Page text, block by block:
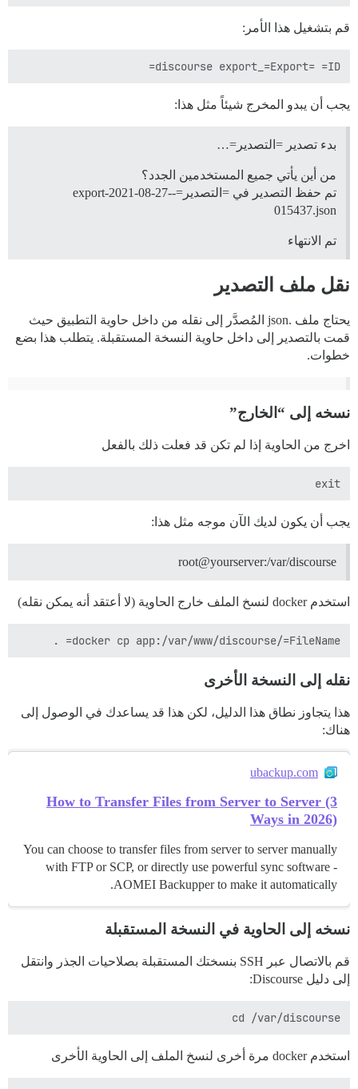
قم بتشغيل هذا الأمر:
discourse export_=Export= =ID=
يجب أن يبدو المخرج شيئاً مثل هذا:
بدء تصدير =التصدير=…
من أين يأتي جميع المستخدمين الجدد؟
تم حفظ التصدير في =التصدير=-export-2021-08-27-
015437.json
تم الانتهاء
نقل ملف التصدير
يحتاج ملف .json المُصدَّر إلى نقله من داخل حاوية التطبيق حيث
قمت بالتصدير إلى داخل حاوية النسخة المستقبلة. يتطلب هذا بضع
خطوات.
نسخه إلى “الخارج”
اخرج من الحاوية إذا لم تكن قد فعلت ذلك بالفعل
exit
يجب أن يكون لديك الآن موجه مثل هذا:
root@yourserver:/var/discourse
استخدم docker لنسخ الملف خارج الحاوية (لا أعتقد أنه يمكن نقله)
docker cp app:/var/www/discourse/=FileName= .
نقله إلى النسخة الأخرى
هذا يتجاوز نطاق هذا الدليل، لكن هذا قد يساعدك في الوصول إلى
هناك:
ubackup.com
How to Transfer Files from Server to Server (3
Ways in 2026)
You can choose to transfer files from server to server manually
with FTP or SCP, or directly use powerful sync software -
AOMEI Backupper to make it automatically.
نسخه إلى الحاوية في النسخة المستقبلة
قم بالاتصال عبر SSH بنسختك المستقبلة بصلاحيات الجذر وانتقل
إلى دليل Discourse:
cd /var/discourse
استخدم docker مرة أخرى لنسخ الملف إلى الحاوية الأخرى